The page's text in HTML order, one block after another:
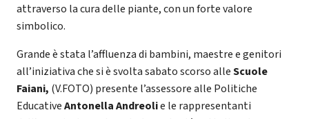
attraverso la cura delle piante, con un forte valore
simbolico.
Grande è stata l’affluenza di bambini, maestre e genitori
all’iniziativa che si è svolta sabato scorso alleScuole
Faiani, (V.FOTO) presente l’assessore alle Politiche
EducativeAntonella Andreolie le rappresentanti